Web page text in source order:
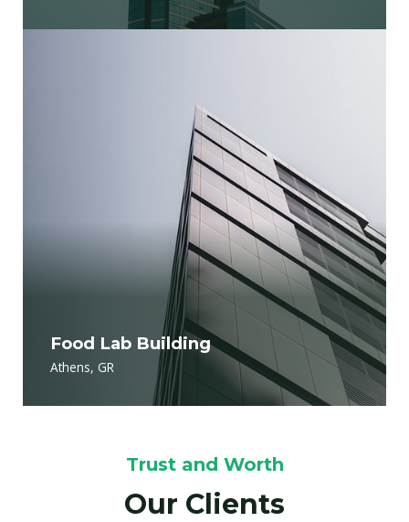
Food Lab Building
Athens, GR
Trust and Worth
Our Clients